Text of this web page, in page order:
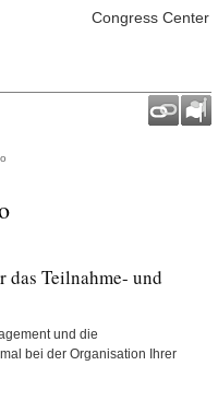
Congress Center
Teilnahme- und
und die
bei der Organisation Ihrer